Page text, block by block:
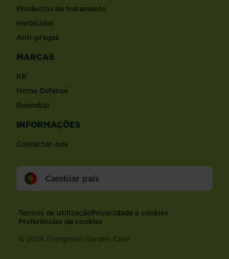
Productos de tratamento
Herbicidas
​Anti-pragas
MARCAS
KB®
Home Defense®
Roundup®
INFORMAÇÕES
Contactar-nos
Cambiar país
Footer
Termos de utilizaçãoPrivacidade e cookies
Preferências de cookies
© 2026 Evergreen Garden Care